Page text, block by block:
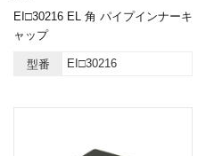
EI□30216 EL 角 パイプインナーキ
ャップ
型番 EI□30216